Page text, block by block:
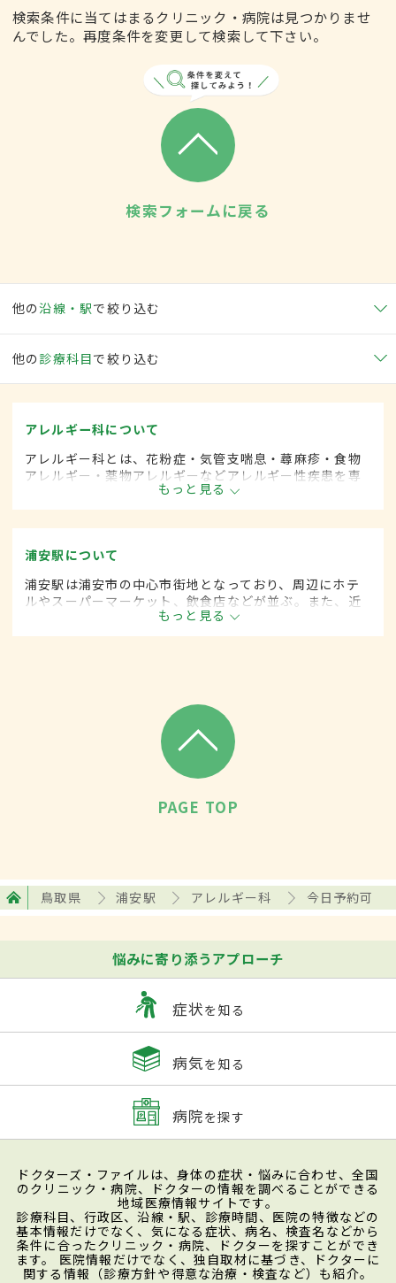
検索条件に当てはまるクリニック・病院は見つかりませ
んでした。再度条件を変更して検索して下さい。
検索フォームに戻る
他の沿線・駅で絞り込む
他の 診療科目で絞り込む
アレルギー科について
アレルギー科とは、花粉症・気管支喘息・蕁麻疹・食物
アレルギー・薬物アレルギーなどアレルギー性疾患を専
もっと見る
浦安駅について
浦安駅は浦安市の中心市街地となっており、周辺にホテ
ルやスーパーマーケット、飲食店などが並ぶ。また、近
くに人気リゾート施設のある駅としても知られ、直通の
バスが出ている。1日の平均乗降者数は約7万8000人。
もっと見る
PAGE TOP
鳥取県 浦安駅 アレルギー科 今日予約可
悩みに寄り添うアプローチ
症状を知る
病気を知る
病院を探す
ドクターズ・ファイルは、身体の症状・悩みに合わせ、全国
のクリニック・病院、ドクターの情報を調べることができる
地域医療情報サイトです。
診療科目、行政区、沿線・駅、診療時間、医院の特徴などの
基本情報だけでなく、気になる症状、病名、検査名などから
条件に合ったクリニック・病院、ドクターを探すことができ
ます。 医院情報だけでなく、独自取材に基づき、ドクターに
関する情報（診療方針や得意な治療・検査など）も紹介。